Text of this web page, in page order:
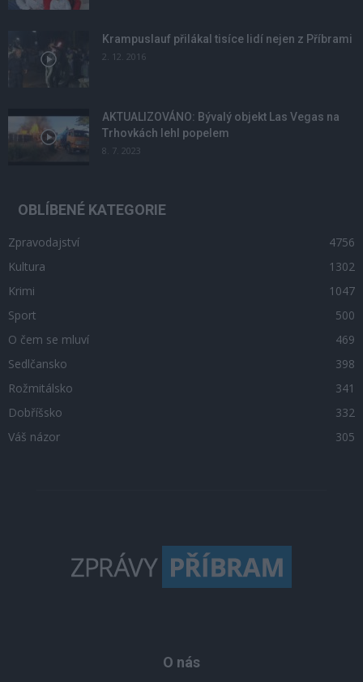
Krampuslauf přilákal tisíce lidí nejen z Příbrami
2. 12. 2016
AKTUALIZOVÁNO: Bývalý objekt Las Vegas na
Trhovkách lehl popelem
8. 7. 2023
OBLÍBENÉ KATEGORIE
Zpravodajství
4756
Kultura
1302
Krimi
1047
Sport
500
O čem se mluví
469
Sedlčansko
398
Rožmitálsko
341
Dobříšsko
332
Váš názor
305
O nás